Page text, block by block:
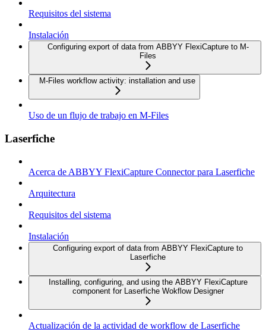
Requisitos del sistema
Instalación
Configuring export of data from ABBYY FlexiCapture to M-
Files
M-Files workflow activity: installation and use
Uso de un flujo de trabajo en M-Files
Laserfiche
Acerca de ABBYY FlexiCapture Connector para Laserfiche
Arquitectura
Requisitos del sistema
Instalación
Configuring export of data from ABBYY FlexiCapture to
Laserfiche
Installing, configuring, and using the ABBYY FlexiCapture
component for Laserfiche Wokflow Designer
Actualización de la actividad de workflow de Laserfiche